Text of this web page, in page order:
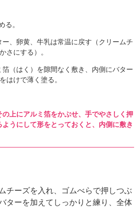
る。
、卵黄、牛乳は常温に戻す（クリームチ
さにする）。
（はく）を隙間なく敷き、内側にバター
はけで薄く塗る。
の上にアルミ箔をかぶせ、手でやさしく押
うにして形をとっておくと、内側に敷き
チーズを入れ、ゴムべらで押しつぶ
ターを加えてしっかりと練り、全体